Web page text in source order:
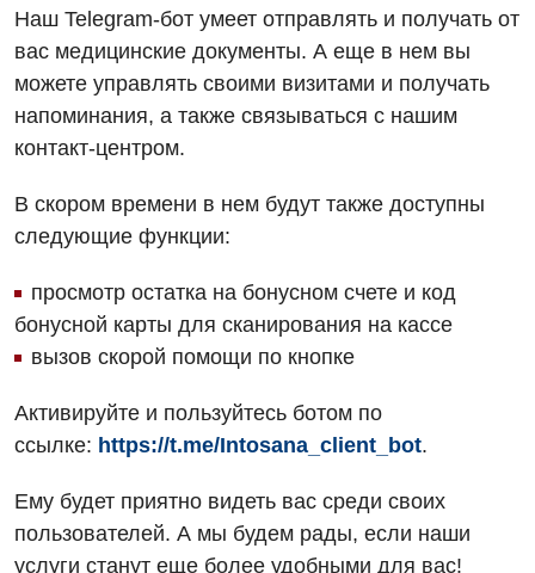
Программа лояльности
Отзывы
Видео
Инструментальная диагностика
Компьютерная томография
Магнитно-резонансная томография
Маммография
Нейросонография
Рентгенография
УЗИ
Эндоскопическое отделение
Для взрослых
Акушерство и гинекология
Аллергология, иммунология
Андрология
Дневной стационар
Онкологическое отделение
Офтальмологическое отделение
Педиатрическое отделение
Скорая медицинская помощь
Травматологическое отделение
Урологическое отделение
Лечение острого инфаркта
Национальный скрининг здоровья 40+
Украинский
Русский
Наш Telegram-бот умеет отправлять и получать от
вас медицинские документы. А еще в нем вы
можете управлять своими визитами и получать
напоминания, а также связываться с нашим
контакт-центром.
В скором времени в нем будут также доступны
следующие функции:
просмотр остатка на бонусном счете и код
бонусной карты для сканирования на кассе
вызов скорой помощи по кнопке
Активируйте и пользуйтесь ботом по
ссылке: https://t.me/Intosana_client_bot.
Ему будет приятно видеть вас среди своих
пользователей. А мы будем рады, если наши
услуги станут еще более удобными для вас!